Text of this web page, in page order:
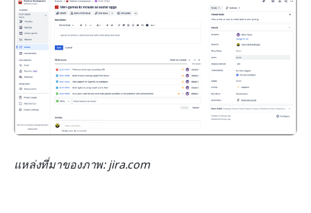
แหล่งที่มาของภาพ: jira.com